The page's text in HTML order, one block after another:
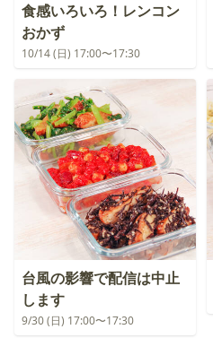
食感いろいろ！レンコン
おかず
10/14 (日) 17:00〜17:30
台風の影響で配信は中止
します
9/30 (日) 17:00〜17:30